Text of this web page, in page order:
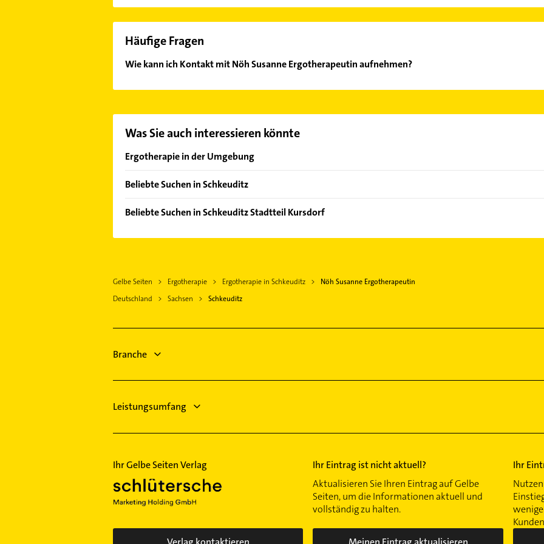
Häufige Fragen
Wie kann ich Kontakt mit Nöh Susanne Ergotherapeutin aufnehmen?
Was Sie auch interessieren könnte
Ergotherapie in der Umgebung
Leipzig
Delitzsch
Bitterfeld-Wolfen
Weißenfels Sachsen Anhalt
Beliebte Suchen in Schkeuditz
Physikalische Therapie
Krankengymnastik
Heizungsbauer
Immobilien
Beliebte Suchen in Schkeuditz Stadtteil Kursdorf
Gelbe Seiten Ergotherapie Ergotherapie in Schkeuditz
Nöh Susanne Ergotherapeutin
Deutschland
Sachsen Schkeuditz
Branche
Leistungsumfang
Ihr Gelbe Seiten Verlag
Ihr Eintrag ist nicht aktuell?
Aktualisieren Sie Ihren Eintrag auf Gelbe
Seiten, um die Informationen aktuell und
vollständig zu halten.
Ihr